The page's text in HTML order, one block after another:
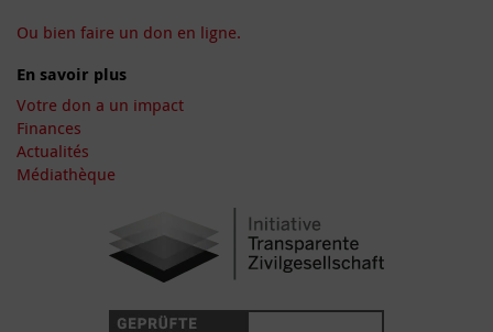
Ou bien faire un don en ligne.
En savoir plus
Votre don a un impact
Finances
Actualités
Médiathèque